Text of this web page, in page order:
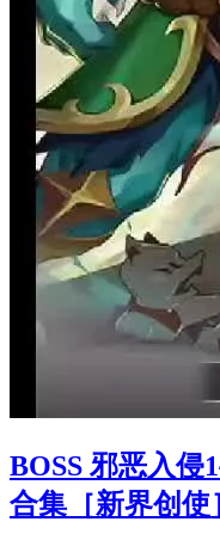
BOSS 邪恶入侵
合集［新界创使